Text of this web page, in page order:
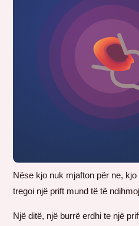
Nëse kjo nuk mjafton për ne,
tregoi një prift mund të të
Një ditë, një burrë erdhi te një